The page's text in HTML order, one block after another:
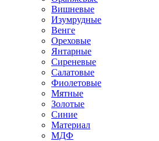
Вишневые
Изумрудные
Венге
Ореховые
Янтарные
Сиреневые
Салатовые
Фиолетовые
Мятные
Золотые
Синие
Материал
МДФ